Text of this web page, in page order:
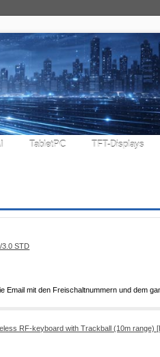
TabletPC TFT-Displays
3.0 STD
Email mit den Freischaltnummern und dem
RF-keyboard with Trackball (10m range)